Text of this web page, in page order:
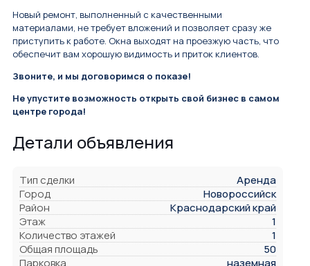
Новый ремонт, выполненный с качественными
материалами, не требует вложений и позволяет сразу же
приступить к работе. Окна выходят на проезжую часть, что
обеспечит вам хорошую видимость и приток клиентов.
Звоните, и мы договоримся о показе!
Не упустите возможность открыть свой бизнес в самом
центре города!
Детали объявления
Тип сделки
Аренда
Город
Новороссийск
Район
Краснодарский край
Этаж
1
Количество этажей
1
Общая площадь
50
Парковка
наземная